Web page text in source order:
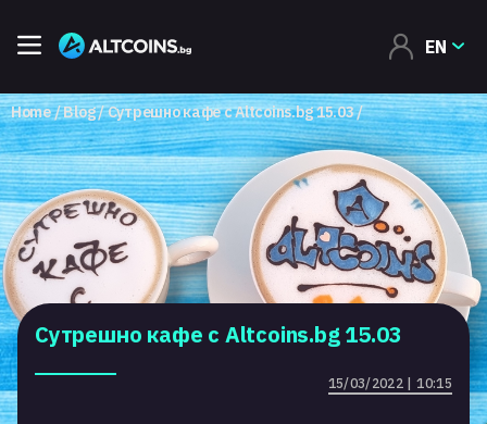
EN
Home Blog Сутрешно кафе с Altcoins.bg 15.03
Сутрешно кафе с Altcoins.bg 15.03
15/03/2022 | 10:15